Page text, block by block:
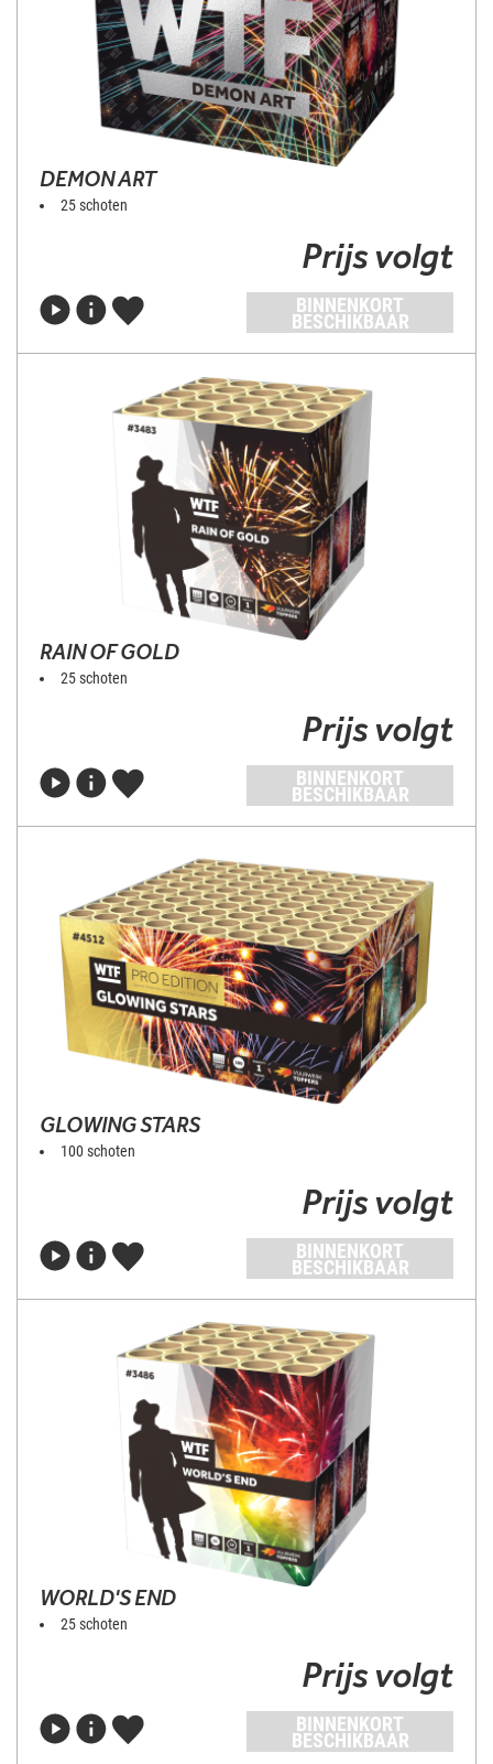
DEMON ART
25 schoten
Prijs volgt
BINNENKORT
BESCHIKBAAR
RAIN OF GOLD
25 schoten
Prijs volgt
BINNENKORT
BESCHIKBAAR
GLOWING STARS
100 schoten
Prijs volgt
BINNENKORT
BESCHIKBAAR
WORLD'S END
25 schoten
Prijs volgt
BINNENKORT
BESCHIKBAAR